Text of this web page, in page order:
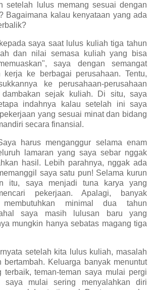
setelah lulus memang sesuai dengan
Bagaimana kalau kenyataan yang ada
saya saat lulus kuliah tiga tahun
dan nilai semasa kuliah yang bisa
saya dengan semangat
kerja ke berbagai perusahaan. Tentu,
ke perusahaan-perusahaan
sejak kuliah. Di situ, saya
indahnya kalau setelah ini saya
yang sesuai minat dan bidang
secara finansial.
harus menganggur selama enam
lamaran yang saya sebar nggak
hasil. Lebih parahnya, nggak ada
saya satu pun! Selama kurun
itu, saya menjadi tuna karya yang
pekerjaan. Apalagi, banyak
minimal dua tahun
saya masih lulusan baru yang
mungkin hanya sebatas magang tiga
setelah kita lulus kuliah, masalah
bertambah. Keluarga banyak menuntut
terbaik, teman-teman saya mulai pergi
saya mulai sering menyalahkan diri